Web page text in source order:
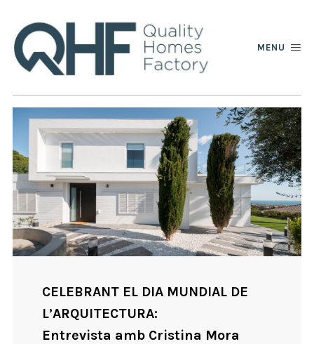
MENU
CELEBRANT EL DIA MUNDIAL DE
L’ARQUITECTURA:
Entrevista amb Cristina Mora